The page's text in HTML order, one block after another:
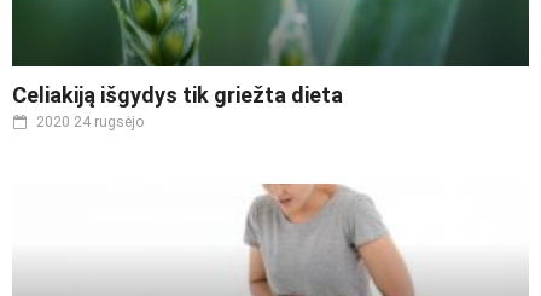
Celiakiją išgydys tik griežta dieta
2020 24 rugsėjo